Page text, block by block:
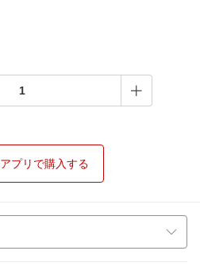
プリで購入する